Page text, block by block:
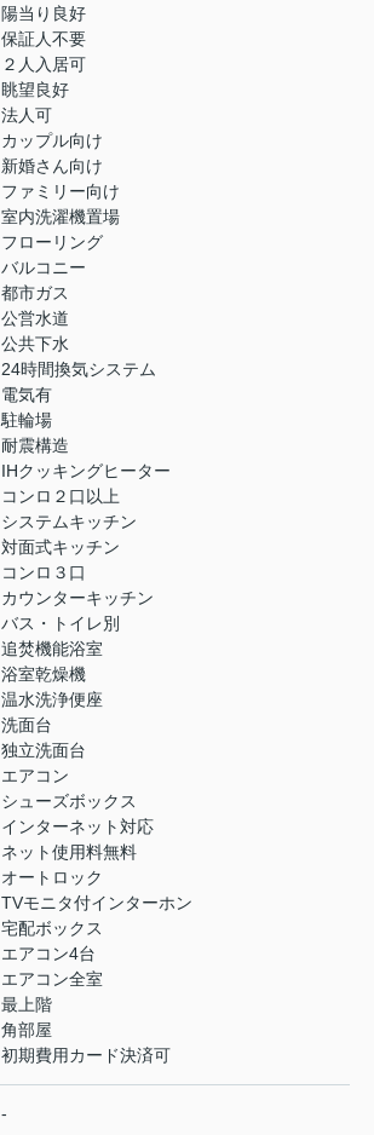
陽当り良好
保証人不要
２人入居可
眺望良好
法人可
カップル向け
新婚さん向け
ファミリー向け
室内洗濯機置場
フローリング
バルコニー
都市ガス
公営水道
公共下水
24時間換気システム
電気有
駐輪場
耐震構造
IHクッキングヒーター
コンロ２口以上
システムキッチン
対面式キッチン
コンロ３口
カウンターキッチン
バス・トイレ別
追焚機能浴室
浴室乾燥機
温水洗浄便座
洗面台
独立洗面台
エアコン
シューズボックス
インターネット対応
ネット使用料無料
オートロック
TVモニタ付インターホン
宅配ボックス
エアコン4台
エアコン全室
最上階
角部屋
初期費用カード決済可
-